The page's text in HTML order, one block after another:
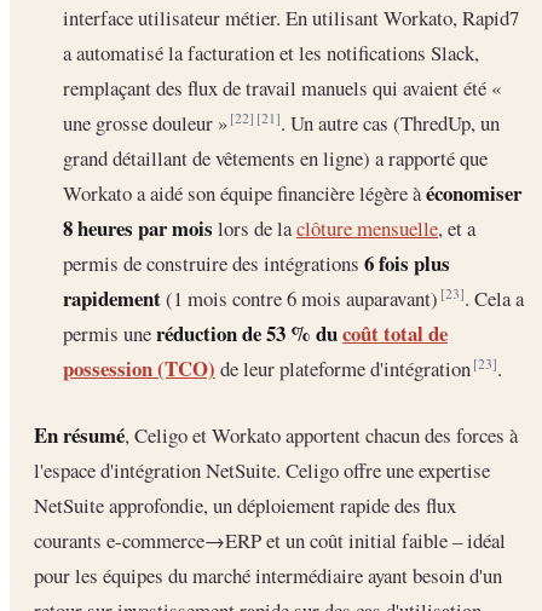
interface utilisateur métier. En utilisant Workato, Rapid7
a automatisé la facturation et les notifications Slack,
remplaçant des flux de travail manuels qui avaient été «
une grosse douleur »[22] [21]. Un autre cas (ThredUp, un
grand détaillant de vêtements en ligne) a rapporté que
Workato a aidé son équipe financière légère àéconomiser
8 heures par mois lors de laclôture mensuelle, et a
permis de construire des intégrations 6 fois plus
rapidement(1 mois contre 6 mois auparavant)[23]. Cela a
permis uneréduction de 53 % ducoût total de
possession (TCO) de leur plateforme d'intégration[23].
En résumé, Celigo et Workato apportent chacun des forces à
l'espace d'intégration NetSuite. Celigo offre une expertise
NetSuite approfondie, un déploiement rapide des flux
courants e-commerce→ERP et un coût initial faible – idéal
pour les équipes du marché intermédiaire ayant besoin d'un